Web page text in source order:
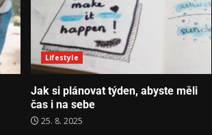
Lifestyle
Jak si plánovat týden, abyste měli
čas i na sebe
25. 8. 2025